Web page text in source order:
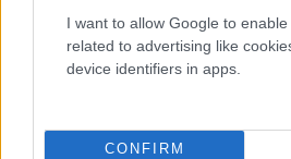
I want to allow Google to
related to advertising like
device identifiers in apps.
CONFIRM
Lame per sega a nastro
Utensili elettrici
Utensili manuali
Viteria e bulloneria